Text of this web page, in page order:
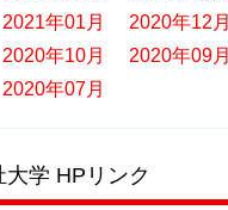
2021年01月
2020年12月
2020年10月
2020年09月
2020年07月
学 HPリンク